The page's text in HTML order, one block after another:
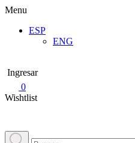
Menu
ESP
ENG
Ingresar
0
Wishtlist